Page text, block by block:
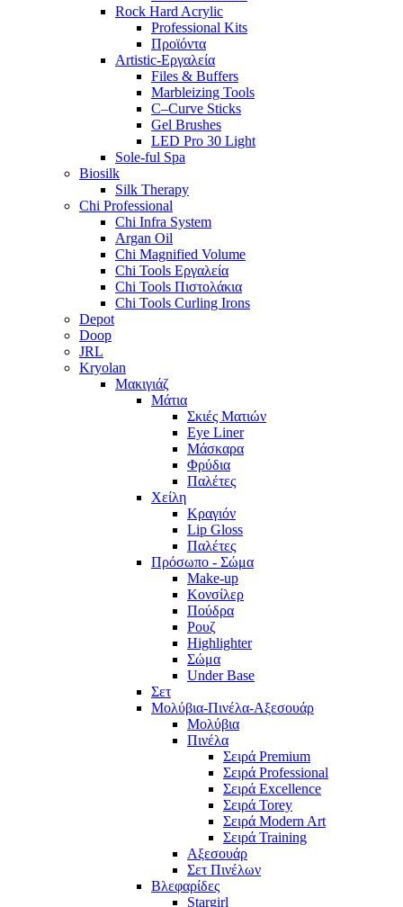
Rock Hard Acrylic
Professional Kits
Προϊόντα
Artistic-Εργαλεία
Files & Buffers
Marbleizing Tools
C–Curve Sticks
Gel Brushes
LED Pro 30 Light
Sole-ful Spa
Biosilk
Silk Therapy
Chi Professional
Chi Infra System
Argan Oil
Chi Magnified Volume
Chi Tools Εργαλεία
Chi Tools Πιστολάκια
Chi Tools Curling Irons
Depot
Doop
JRL
Kryolan
Μακιγιάζ
Μάτια
Σκιές Ματιών
Eye Liner
Μάσκαρα
Φρύδια
Παλέτες
Χείλη
Κραγιόν
Lip Gloss
Παλέτες
Πρόσωπο - Σώμα
Make-up
Κονσίλερ
Πούδρα
Ρουζ
Highlighter
Σώμα
Under Base
Σετ
Μολύβια-Πινέλα-Αξεσουάρ
Μολύβια
Πινέλα
Σειρά Premium
Σειρά Professional
Σειρά Excellence
Σειρά Torey
Σειρά Modern Art
Σειρά Training
Αξεσουάρ
Σετ Πινέλων
Βλεφαρίδες
Stargirl